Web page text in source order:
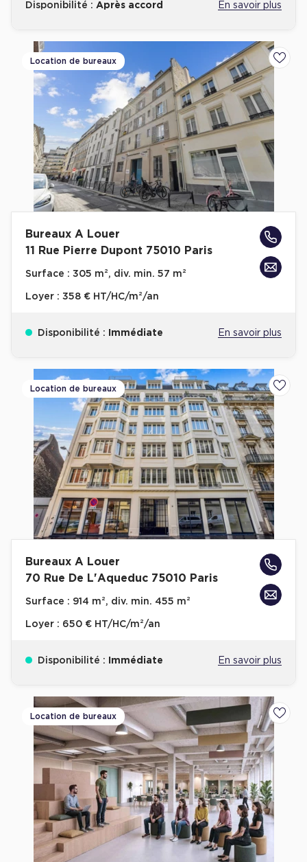
Disponibilité : Après accord En savoir plus
Location de bureaux
Bureaux A Louer
11 Rue Pierre Dupont 75010 Paris
Surface : 305 m², div. min. 57 m²
Loyer : 358 € HT/HC/m²/an
Disponibilité : Immédiate En savoir plus
Location de bureaux
Bureaux A Louer
70 Rue De L'Aqueduc 75010 Paris
Surface : 914 m², div. min. 455 m²
Loyer : 650 € HT/HC/m²/an
Disponibilité : Immédiate En savoir plus
Location de bureaux